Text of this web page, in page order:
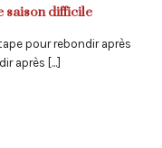
saison difficile
pour rebondir après
après [...]